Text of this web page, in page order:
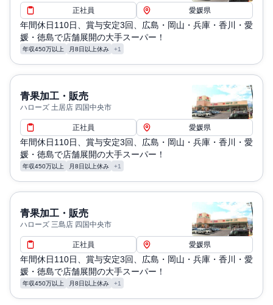
正社員 愛媛県
年間休日110日、賞与安定3回、広島・岡山・兵庫・香川・愛
媛・徳島で店舗展開の大手スーパー！
年収450万以上 月8日以上休み +1
青果加工・販売
ハローズ 土居店 四国中央市
正社員 愛媛県
年間休日110日、賞与安定3回、広島・岡山・兵庫・香川・愛
媛・徳島で店舗展開の大手スーパー！
年収450万以上 月8日以上休み +1
青果加工・販売
ハローズ 三島店 四国中央市
正社員 愛媛県
年間休日110日、賞与安定3回、広島・岡山・兵庫・香川・愛
媛・徳島で店舗展開の大手スーパー！
年収450万以上 月8日以上休み +1